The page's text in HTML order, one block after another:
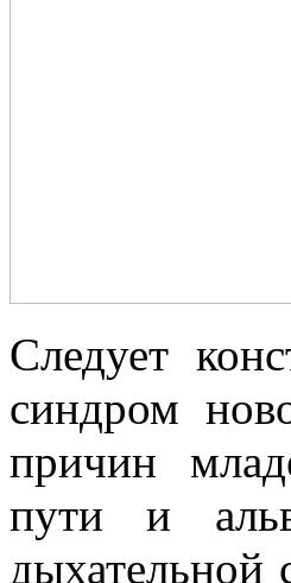
Следует
синдром
причин
пути и
дыхательной